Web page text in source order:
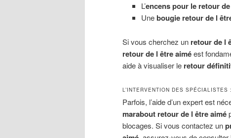
L’encens pour le retour
Unebougie retour de l
Si vous cherchez un retour de l
retour de l être aiméest
aide à visualiser le retour
L’INTERVENTION DES SPÉCIALISTES
Parfois, l’aide d’un expert est
marabout retour de l être aimé
blocages. Si vous contactez un